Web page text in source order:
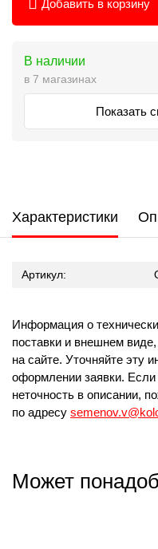
Добавить в корзину
В наличии
в 7 магазинах
Показать
Характеристики
Артикул:
Информация о
поставки и внешнем
на сайте. Уточняйте эту
оформлении заявки.
неточность в описании,
по адресу
Может